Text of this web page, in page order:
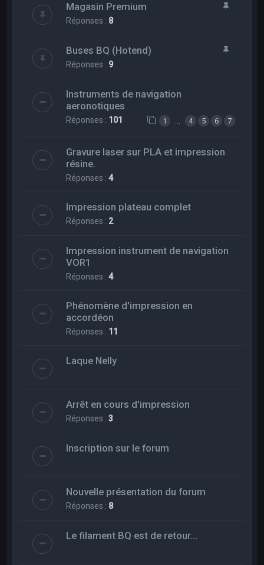
Magasin Premium
Réponses : 8
Buses BQ (Hotend)
Réponses : 9
Instruments de navigation
aeronotiques
Réponses : 101 1 4 5 6 7
Gravure laser sur PLA et impression
résine.
Réponses :4
Impression plateau complet
Réponses : 2
Impression instrument de navigation
VOR1
Réponses :4
Phénomène d'impression en
accordéon
Réponses : 11
Laque Nelly
Arrêt en cours d'impression
Réponses :3
Inscription sur le forum
Nouvelle présentation du forum
Réponses : 8
Le filament BQ est de retour...